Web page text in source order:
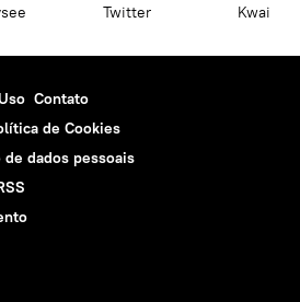
Twitter Kwai
Contato
de Cookies
dados pessoais